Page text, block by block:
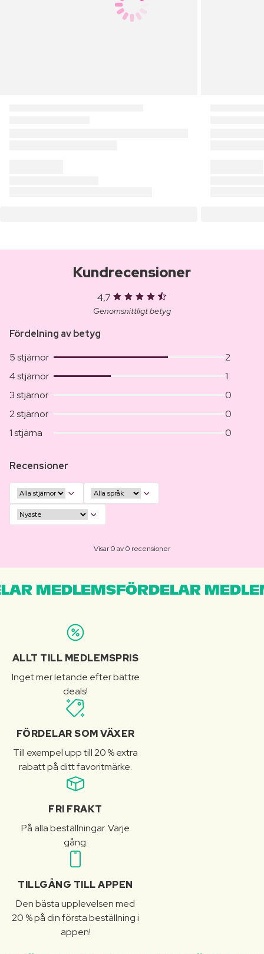
Kundrecensioner
4,7
Genomsnittligt betyg
Fördelning av betyg
5 stjärnor
2
4 stjärnor
1
3 stjärnor
0
2 stjärnor
0
1 stjärna
0
Recensioner
Visar 0 av 0 recensioner
MEDLEMSFÖRDELAR
ALLT TILL MEDLEMSPRIS
Inget mer letande efter bättre
deals!
FÖRDELAR SOM VÄXER
Till exempel upp till 20 % extra
rabatt på ditt favoritmärke.
FRI FRAKT
På alla beställningar. Varje
gång.
TILLGÅNG TILL APPEN
Den bästa upplevelsen med
20 % på din första beställning i
appen!